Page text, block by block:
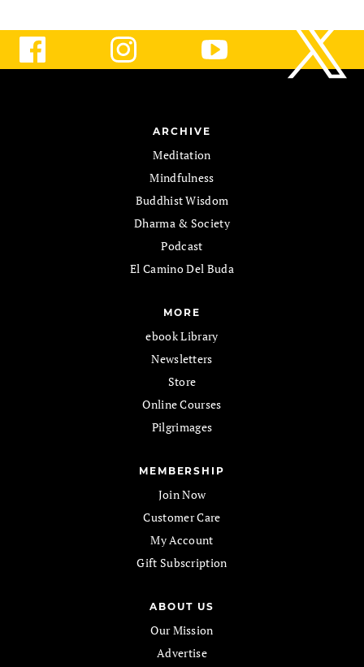
ARCHIVE
Meditation
Mindfulness
Buddhist Wisdom
Dharma & Society
Podcast
El Camino Del Buda
MORE
ebook Library
Newsletters
Store
Online Courses
Pilgrimages
MEMBERSHIP
Join Now
Customer Care
My Account
Gift Subscription
ABOUT US
Our Mission
Advertise